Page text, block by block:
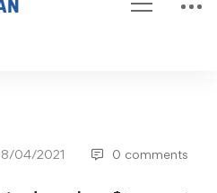
04/2021 0 comments